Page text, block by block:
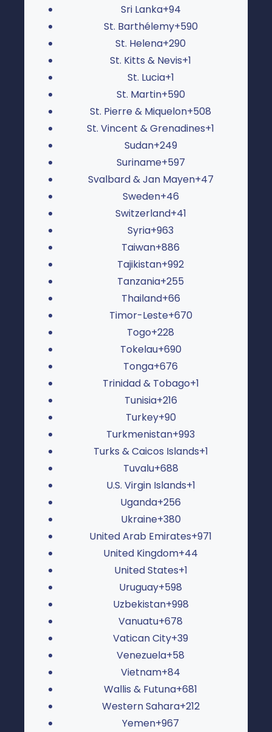
Sri Lanka+94
St. Barthélemy+590
St. Helena+290
St. Kitts & Nevis+1
St. Lucia+1
St. Martin+590
St. Pierre & Miquelon+508
St. Vincent & Grenadines+1
Sudan+249
Suriname+597
Svalbard & Jan Mayen+47
Sweden+46
Switzerland+41
Syria+963
Taiwan+886
Tajikistan+992
Tanzania+255
Thailand+66
Timor-Leste+670
Togo+228
Tokelau+690
Tonga+676
Trinidad & Tobago+1
Tunisia+216
Turkey+90
Turkmenistan+993
Turks & Caicos Islands+1
Tuvalu+688
U.S. Virgin Islands+1
Uganda+256
Ukraine+380
United Arab Emirates+971
United Kingdom+44
United States+1
Uruguay+598
Uzbekistan+998
Vanuatu+678
Vatican City+39
Venezuela+58
Vietnam+84
Wallis & Futuna+681
Western Sahara+212
Yemen+967